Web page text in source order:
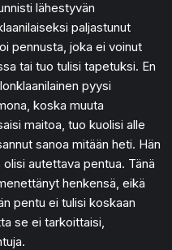
lähestyvän
paljastunut
pennusta, joka ei voinut
tai tuo tulisi tapetuksi. En
pyysi
koska muuta
maitoa, tuo kuolisi alle
sanoa mitään heti. Hän
autettava pentua. Tänä
henkensä, eikä
pentu ei tulisi koskaan
se ei tarkoittaisi,